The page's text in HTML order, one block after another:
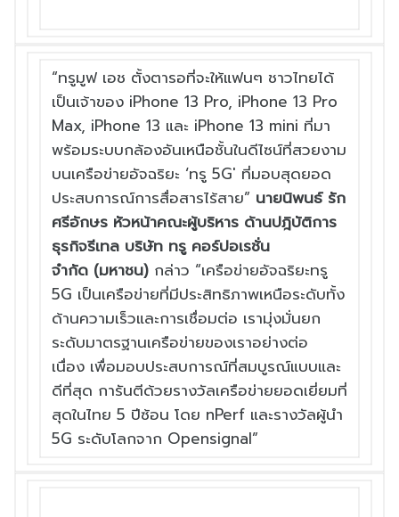
“ทรูมูฟ เอช ตั้งตารอที่จะให้แฟนๆ ชาวไทยได้
เป็นเจ้าของ iPhone 13 Pro, iPhone 13 Pro
Max, iPhone 13 และ iPhone 13 mini ที่มา
พร้อมระบบกล้องอันเหนือชั้นในดีไซน์ที่สวยงาม
บนเครือข่ายอัจฉริยะ ‘ทรู 5G' ที่มอบสุดยอด
ประสบการณ์การสื่อสารไร้สาย” นายนิพนธ์ รัก
ศรีอักษร หัวหน้าคณะผู้บริหาร ด้านปฎิบัติการ
ธุรกิจรีเทล บริษัท ทรู คอร์ปอเรชั่น
จำกัด (มหาชน) กล่าว “เครือข่ายอัจฉริยะทรู
5G เป็นเครือข่ายที่มีประสิทธิภาพเหนือระดับทั้ง
ด้านความเร็วและการเชื่อมต่อ เรามุ่งมั่นยก
ระดับมาตรฐานเครือข่ายของเราอย่างต่อ
เนื่อง เพื่อมอบประสบการณ์ที่สมบูรณ์แบบและ
ดีที่สุด การันตีด้วยรางวัลเครือข่ายยอดเยี่ยมที่
สุดในไทย 5 ปีซ้อน โดย nPerf และรางวัลผู้นำ
5G ระดับโลกจาก Opensignal”